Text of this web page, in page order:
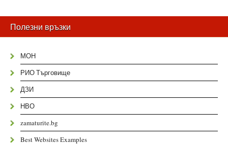
Полезни връзки
МОН
РИО Търговище
ДЗИ
НВО
zamaturite.bg
Best Websites Examples